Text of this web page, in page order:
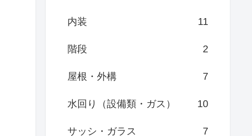
内装 11
階段 2
屋根・外構 7
水回り（設備類・ガス） 10
サッシ・ガラス 7